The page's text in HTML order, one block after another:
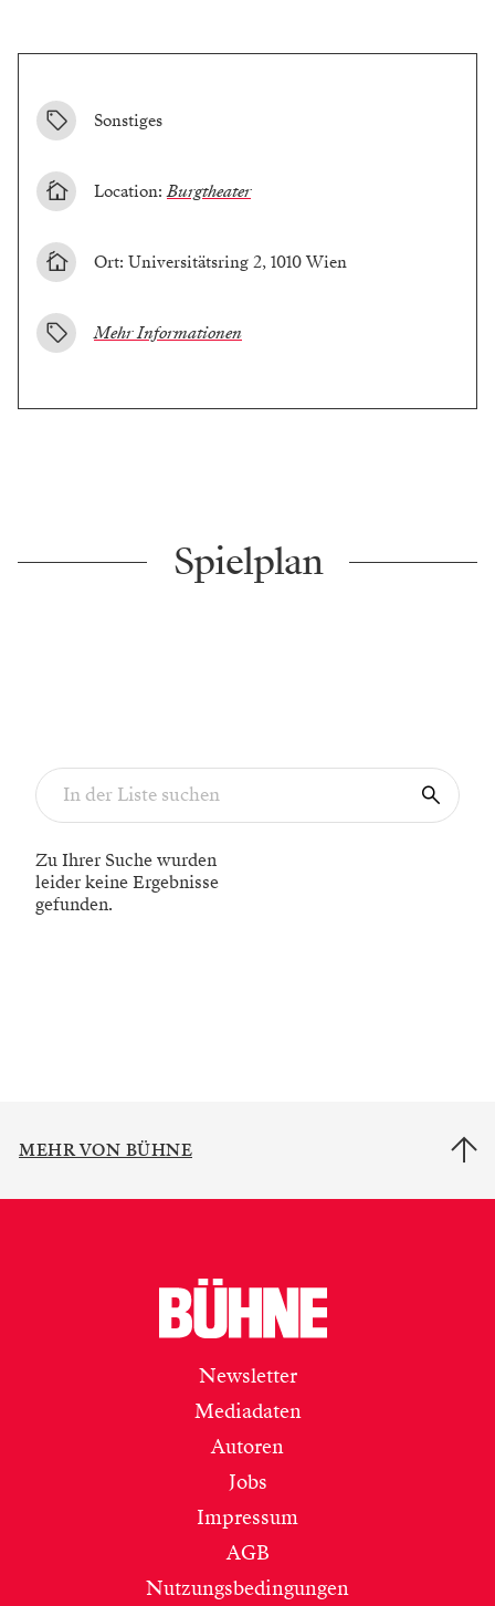
Sonstiges
Location:Burgtheater
Ort: Universitätsring 2, 1010 Wien
Mehr Informationen
Spielplan
Zu Ihrer Suche wurden
leider keine Ergebnisse
gefunden.
MEHR VON BÜHNE
Newsletter
Mediadaten
Autoren
Jobs
Impressum
AGB
Nutzungsbedingungen